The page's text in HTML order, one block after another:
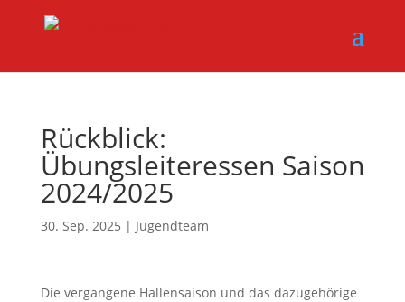
Rückblick:
Übungsleiteressen Saison
2024/2025
30. Sep. 2025 | Jugendteam
Die vergangene Hallensaison und das dazugehörige